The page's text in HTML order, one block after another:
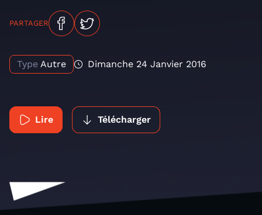
PARTAGER
Type Autre Dimanche 24 Janvier 2016
Lire Télécharger